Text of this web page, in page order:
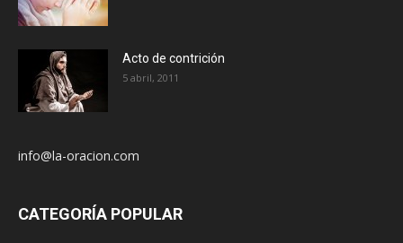
Acto de contrición
5 abril, 2011
info@la-oracion.com
CATEGORÍA POPULAR